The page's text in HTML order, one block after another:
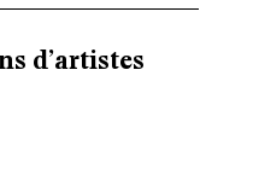
d’artistes